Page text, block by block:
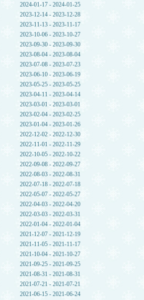
2024-01-17 - 2024-01-25
2023-12-14 - 2023-12-28
2023-11-13 - 2023-11-17
2023-10-06 - 2023-10-27
2023-09-30 - 2023-09-30
2023-08-04 - 2023-08-04
2023-07-08 - 2023-07-23
2023-06-10 - 2023-06-19
2023-05-25 - 2023-05-25
2023-04-11 - 2023-04-14
2023-03-01 - 2023-03-01
2023-02-04 - 2023-02-25
2023-01-04 - 2023-01-26
2022-12-02 - 2022-12-30
2022-11-01 - 2022-11-29
2022-10-05 - 2022-10-22
2022-09-08 - 2022-09-27
2022-08-03 - 2022-08-31
2022-07-18 - 2022-07-18
2022-05-07 - 2022-05-27
2022-04-03 - 2022-04-20
2022-03-03 - 2022-03-31
2022-01-04 - 2022-01-04
2021-12-07 - 2021-12-19
2021-11-05 - 2021-11-17
2021-10-04 - 2021-10-27
2021-09-25 - 2021-09-25
2021-08-31 - 2021-08-31
2021-07-21 - 2021-07-21
2021-06-15 - 2021-06-24